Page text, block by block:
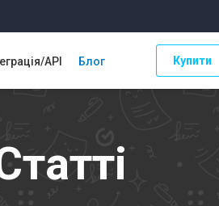
API Блог Купити